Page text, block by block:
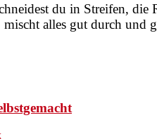
du in Streifen, die
mischt alles gut durch